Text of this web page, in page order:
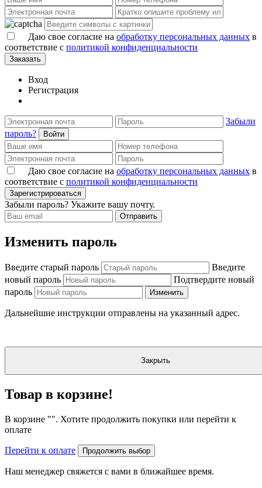
Даю свое согласие на обработку персональных данных в
соответствие с политикой конфиденциальности
Заказать
Вход
Регистрация
Забыли
пароль?
Войти
Даю свое согласие на обработку персональных данных в
соответствие с политикой конфиденциальности
Зарегистрироваться
Забыли пароль? Укажите вашу почту.
Отправить
Изменить пароль
Введите старый пароль
Введите
новый пароль
Подтвердите новый
пароль
Изменить
Дальнейшие инструкции отправлены на указанный адрес.
Закрыть
Товар в корзине!
В корзине "". Хотите продолжить покупки или перейти к
оплате
Перейти к оплате Продолжить выбор
Наш менеджер свяжется с вами в ближайшее время.